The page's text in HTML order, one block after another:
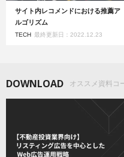
サイト内レコメンドにおける推薦ア
ルゴリズム
TECH 最終更新日：2022.12.23
DOWNLOAD オススメ資料コ